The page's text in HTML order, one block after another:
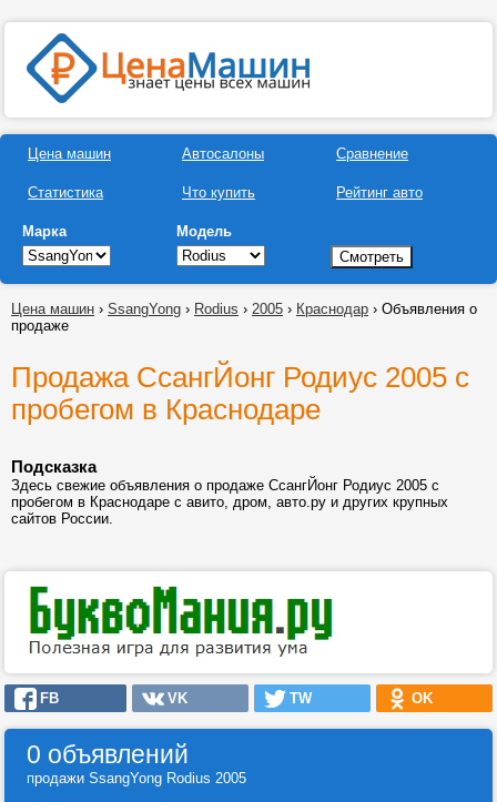
Цена машин
Статистика
Автосалоны
Что купить
Сравнение
Рейтинг авто
Марка Модель
Цена машин › SsangYong › Rodius › 2005 › Краснодар › Объявления о
продаже
Продажа СсангЙонг Родиус 2005 с
пробегом в Краснодаре
Подсказка
Здесь свежие объявления о продаже СсангЙонг Родиус 2005 с
пробегом в Краснодаре с авито, дром, авто.ру и других крупных
сайтов России.
FB VK TW OK
0 объявлений
продажи SsangYong Rodius 2005